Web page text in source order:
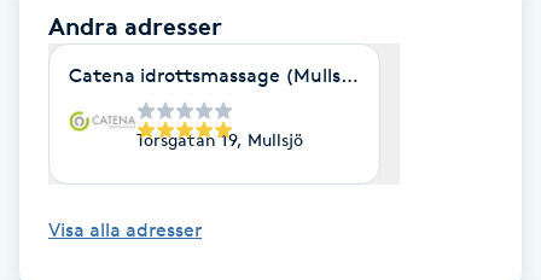
Hollywood Peel
Hot Stone Massage
Andra adresser
Catena idrottsmassage (Mullsjö)
Torsgatan 19, Mullsjö
Visa alla adresser